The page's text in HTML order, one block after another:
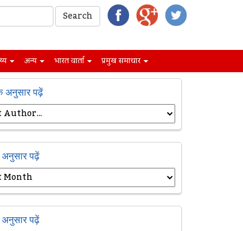
अन्य भारत वार्ता प्रमुख समाचार
पढ़ें
पढ़ें
पढ़ें